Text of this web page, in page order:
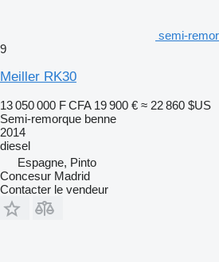
semi-
9
Meiller RK30
13 050 000 F CFA 19 900 € ≈ 22 860 $US
Semi-remorque benne
2014
diesel
Espagne, Pinto
Concesur Madrid
Contacter le vendeur